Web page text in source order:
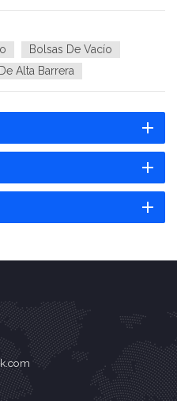
modificada (MAP). Las bolsas
aplicaciones de envasado
Bolsas De Vacío
Alta Barrera